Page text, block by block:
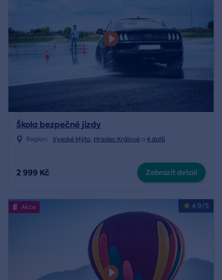
Škola bezpečné jízdy
Region: Vysoké Mýto, Hradec Králové a 4 další
2 999 Kč Zobrazit detail
4.9/5
Akce